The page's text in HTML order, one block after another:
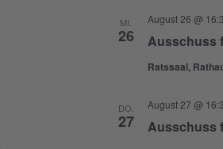
MI.
26 Ausschuss
August 26 @
Ratssaal,
DO.
27 Ausschuss
August 27 @